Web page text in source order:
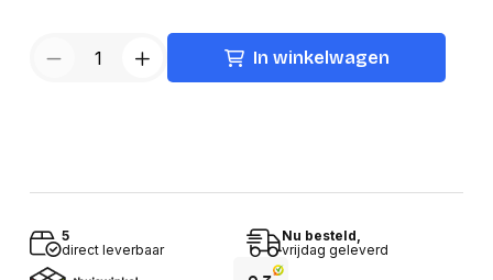
In winkelwagen
5
direct leverbaar
Nu besteld,
vrijdag geleverd